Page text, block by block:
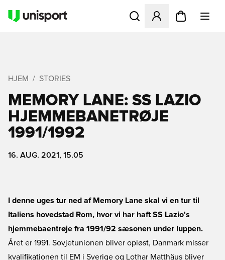
Åbner en Modal til at
HJEM STORIES
MEMORY LANE: SS LAZIO
HJEMMEBANETRØJE
1991/1992
16. AUG. 2021, 15.05
I denne uges tur ned af Memory Lane skal vi en tur til
Italiens hovedstad Rom, hvor vi har haft SS Lazio's
hjemmebaentrøje fra 1991/92 sæsonen under luppen.
Året er 1991. Sovjetunionen bliver opløst, Danmark misser
kvalifikationen til EM i Sverige og Lothar Matthäus bliver